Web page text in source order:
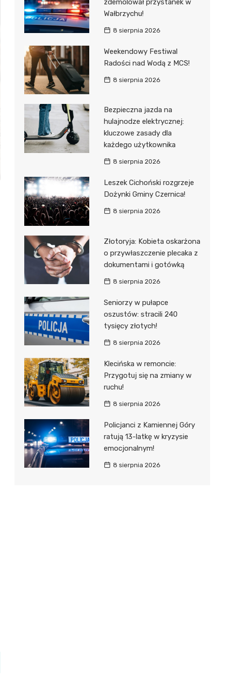
zdemolował przystanek w
Wałbrzychu!
8 sierpnia 2026
Weekendowy Festiwal
Radości nad Wodą z MCS!
8 sierpnia 2026
Bezpieczna jazda na
hulajnodze elektrycznej:
kluczowe zasady dla
każdego użytkownika
8 sierpnia 2026
Leszek Cichoński rozgrzeje
Dożynki Gminy Czernica!
8 sierpnia 2026
Złotoryja: Kobieta oskarżona
o przywłaszczenie plecaka z
dokumentami i gotówką
8 sierpnia 2026
Seniorzy w pułapce
oszustów: stracili 240
tysięcy złotych!
8 sierpnia 2026
Klecińska w remoncie:
Przygotuj się na zmiany w
ruchu!
8 sierpnia 2026
Policjanci z Kamiennej Góry
ratują 13-latkę w kryzysie
emocjonalnym!
8 sierpnia 2026